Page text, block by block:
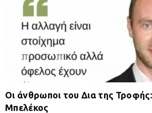
Οι άνθρωποι του Δια της
Μπελέκος